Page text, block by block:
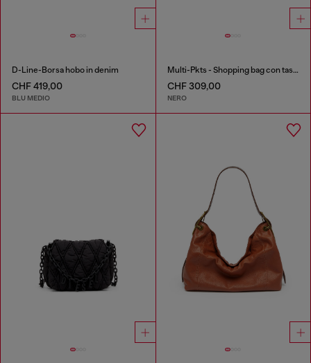
D-Line-Borsa hobo in denim
CHF 419,00
BLU MEDIO
Multi-Pkts - Shopping bag con tasca frontale e zip
CHF 309,00
NERO